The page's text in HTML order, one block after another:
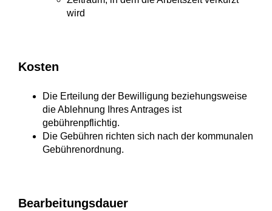
wird
Kosten
Die Erteilung der Bewilligung beziehungsweise
die Ablehnung Ihres Antrages ist
gebührenpflichtig.
Die Gebühren richten sich nach der kommunalen
Gebührenordnung.
Bearbeitungsdauer